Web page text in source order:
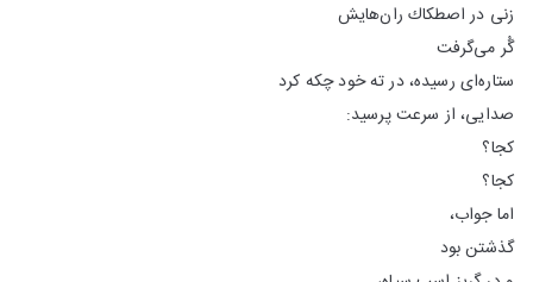
زنی در اصطكاك ران‌‌هایش
گُر می‌گرفت
ستاره‌ای رسیده، در ته خود چكه كرد
صدایی، از سرعت پرسید:
کجا؟
کجا؟
اما جواب،
گذشتن بود